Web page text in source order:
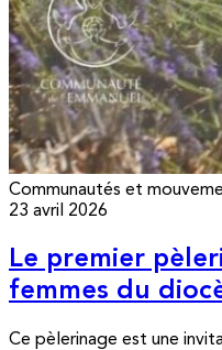
Communautés et
23 avril 2026
Le premier
femmes du
Ce pèlerinage est une